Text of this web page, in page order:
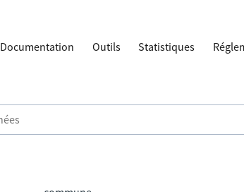
Documentation Outils Statistiques